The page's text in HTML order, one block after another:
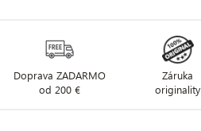
Doprava ZADARMO
od 200 €
Záruka
originality